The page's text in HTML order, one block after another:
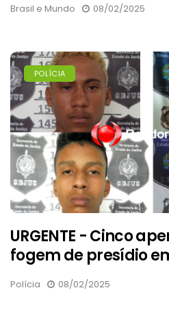
Brasil e Mundo 08/02/2025
POLÍCIA
URGENTE - Cinco
fogem de presídio
Polícia 08/02/2025